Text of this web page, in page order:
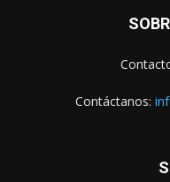
Contáctanos: